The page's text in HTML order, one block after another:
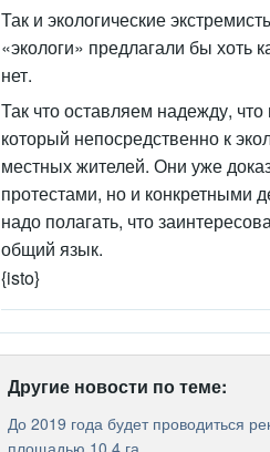
Так и экологические
«экологи» предлагали бы хоть
нет.
Так что оставляем надежду,
который непосредственно к
местных жителей. Они уже
протестами, но и конкретными
надо полагать, что
общий язык.
{isto}
Другие новости по теме:
До 2019 года будет проводиться